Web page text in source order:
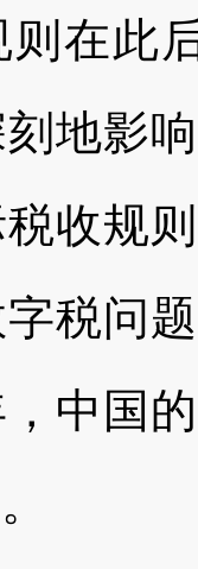
则在此
地影
收规
税问
中国